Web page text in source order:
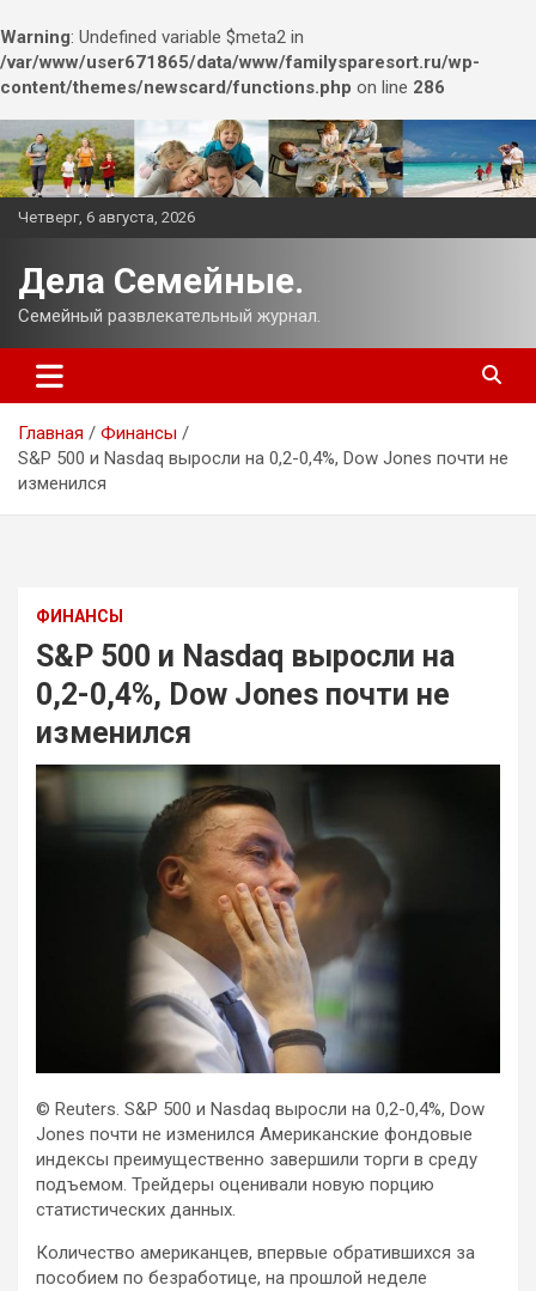
Warning: Undefined variable $meta2 in
/var/www/user671865/data/www/familysparesort.ru/wp-
content/themes/newscard/functions.php on line 286
Перейти
к
содержимому
Четверг, 6 августа, 2026
Дела Семейные.
Семейный развлекательный журнал.
Главная
Финансы
S&P 500 и Nasdaq выросли на 0,2-0,4%, Dow Jones почти не
изменился
ФИНАНСЫ
S&P 500 и Nasdaq выросли на
0,2-0,4%, Dow Jones почти не
изменился
© Reuters. S&P 500 и Nasdaq выросли на 0,2-0,4%, Dow
Jones почти не изменился Американские фондовые
индексы преимущественно завершили торги в среду
подъемом. Трейдеры оценивали новую порцию
статистических данных.
Количество американцев, впервые обратившихся за
пособием по безработице, на прошлой неделе